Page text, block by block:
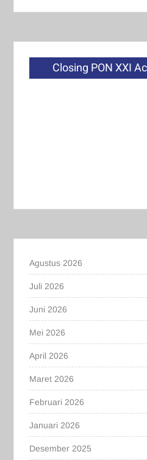
Closing PON XXI
Agustus 2026
Juli 2026
Juni 2026
Mei 2026
April 2026
Maret 2026
Februari 2026
Januari 2026
Desember 2025